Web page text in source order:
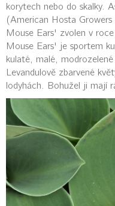
korytech nebo do skalky.
(American Hosta
Mouse Ears' zvolen v
Mouse Ears' je sportem
kulaté, malé,
Levandulově zbarvené
lodyhách. Bohužel ji mají